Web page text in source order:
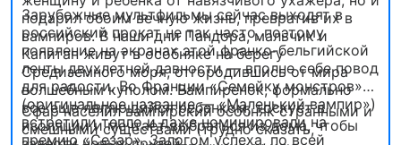
подарил обоим вечную жизнь, превратив их в
вампиров. В наши дни Пандора, мальчик и
Капитан живут в особняке на берегу
Средиземного моря, отгородившись от мира
волшебным куполом. Вампиренок, формально
все еще являющийся ребенком, тоскует в
изоляции и мечтает выбраться из дома, чтобы
Зарубежные мультфильмы сейчас выходят в
российский прокат не так часто, поэтому
появление на экранах этой франко-бельгийской
ленты двухлетней давности — вполне себе повод
для радости. Во Франции «Семейку монстров»
(оригинальное название — «Маленький вампир»)
встретили тепло и даже номинировали на
премию «Сезар». Залогом успеха, по всей
Сфар населил вампирский особняк странными и
смешными существами (трудно сказать,